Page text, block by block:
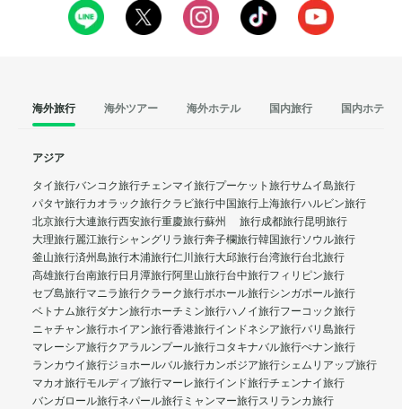
海外旅行 海外ツアー 海外ホテル 国内旅行 国内ホテル
アジア
タイ旅行バンコク旅行チェンマイ旅行プーケット旅行サムイ島旅行
パタヤ旅行カオラック旅行クラビ旅行中国旅行上海旅行ハルビン旅行
北京旅行大連旅行西安旅行重慶旅行蘇州 旅行成都旅行昆明旅行
大理旅行麗江旅行シャングリラ旅行奔子欄旅行韓国旅行ソウル旅行
釜山旅行済州島旅行木浦旅行仁川旅行大邱旅行台湾旅行台北旅行
高雄旅行台南旅行日月潭旅行阿里山旅行台中旅行フィリピン旅行
セブ島旅行マニラ旅行クラーク旅行ボホール旅行シンガポール旅行
ベトナム旅行ダナン旅行ホーチミン旅行ハノイ旅行フーコック旅行
ニャチャン旅行ホイアン旅行香港旅行インドネシア旅行バリ島旅行
マレーシア旅行クアラルンプール旅行コタキナバル旅行ぺナン旅行
ランカウイ旅行ジョホールバル旅行カンボジア旅行シェムリアップ旅行
マカオ旅行モルディブ旅行マーレ旅行インド旅行チェンナイ旅行
バンガロール旅行ネパール旅行 ミャンマー旅行スリランカ旅行